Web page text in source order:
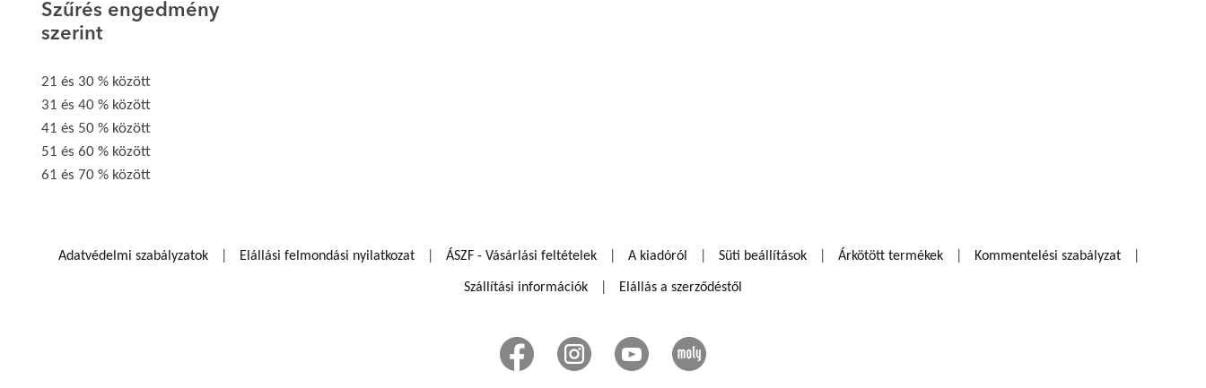
Szűrés engedmény
szerint
21 és 30 % között
31 és 40 % között
41 és 50 % között
51 és 60 % között
61 és 70 % között
Adatvédelmi szabályzatok Elállási felmondási nyilatkozat ÁSZF - Vásárlási feltételek A kiadóról Süti beállítások Árkötött termékek Kommentelési szabályzat
Szállítási információk Elállás a szerződéstől